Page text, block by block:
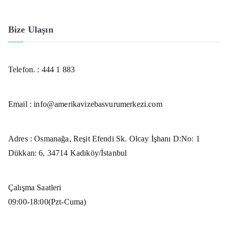
Bize Ulaşın
Telefon. : 444 1 883
Email : info@amerikavizebasvurumerkezi.com
Adres : Osmanağa, Reşit Efendi Sk. Olcay İşhanı D:No: 1
Dükkan: 6, 34714 Kadıköy/İstanbul
Çalışma Saatleri
09:00-18:00(Pzt-Cuma)